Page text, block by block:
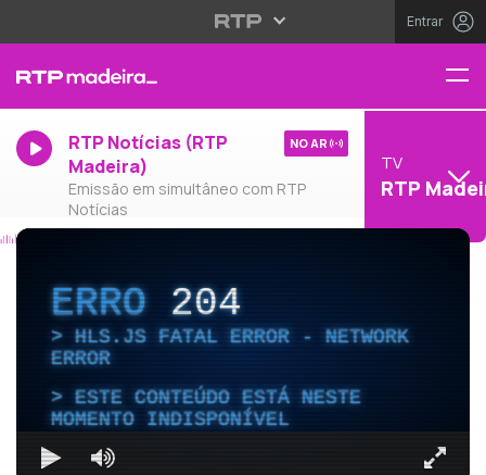
Entrar
RTP Notícias (RTP
Madeira)
Emissão em simultâneo com RTP
Notícias
NO AR
TV
RTP
ERRO204
HLS.JS FATAL ERROR - NETWORK
ERROR
ESTE CONTEÚDO ESTÁ NESTE
MOMENTO INDISPONÍVEL